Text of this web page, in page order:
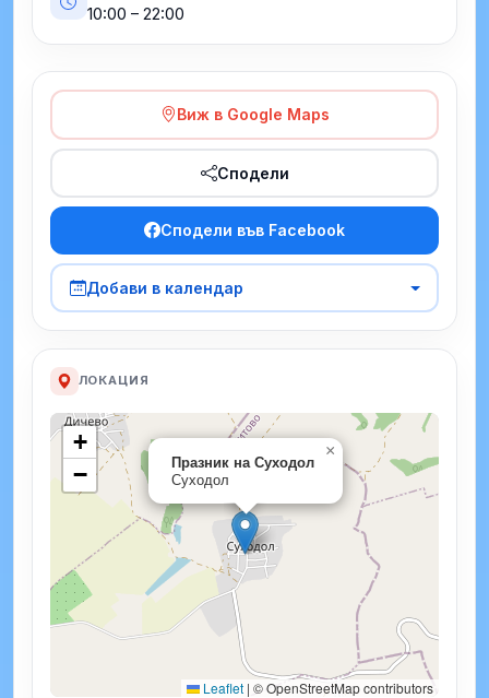
10:00 – 22:00
Виж в Google Maps
Сподели
Сподели във Facebook
Добави в календар
ЛОКАЦИЯ
Празник на Суходол
Суходол
×
+
−
Leaflet | © OpenStreetMap contributors